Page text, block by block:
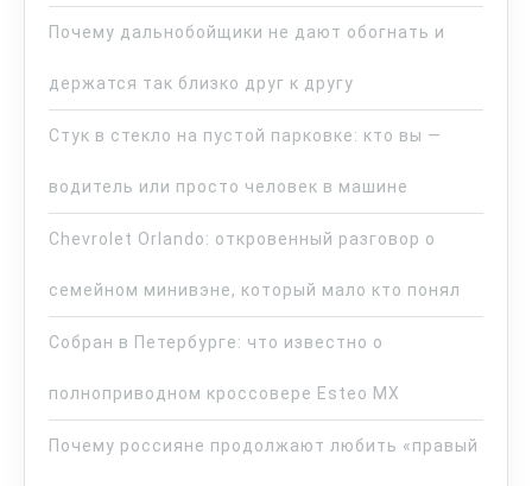
Почему дальнобойщики не дают обогнать и
держатся так близко друг к другу
Стук в стекло на пустой парковке: кто вы —
водитель или просто человек в машине
Chevrolet Orlando: откровенный разговор о
семейном минивэне, который мало кто понял
Собран в Петербурге: что известно о
полноприводном кроссовере Esteo MX
Почему россияне продолжают любить «правый